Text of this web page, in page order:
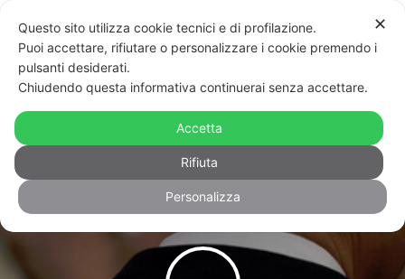
E se il fisico non c’entrasse niente
con l’attrazione sessuale? Ecco i
sapiosessuali
✕
Questo sito utilizza cookie tecnici e di profilazione.
Puoi accettare, rifiutare o personalizzare i cookie premendo i
pulsanti desiderati.
Chiudendo questa informativa continuerai senza accettare.
Accetta
Rifiuta
Personalizza